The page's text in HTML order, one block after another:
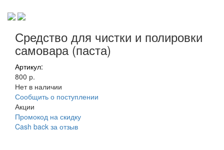
Средство для чистки и полировки
самовара (паста)
Артикул:
800 р.
Нет в наличии
Сообщить о поступлении
Акции
Промокод на скидку
Cash back за отзыв